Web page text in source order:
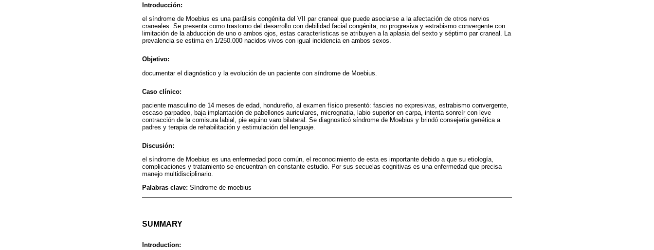
Introducción:
el síndrome de Moebius es una parálisis congénita del VII par craneal que puede asociarse a la afectación de otros nervios
craneales. Se presenta como trastorno del desarrollo con debilidad facial congénita, no progresiva y estrabismo convergente con
limitación de la abducción de uno o ambos ojos, estas características se atribuyen a la aplasia del sexto y séptimo par craneal. La
prevalencia se estima en 1/250.000 nacidos vivos con igual incidencia en ambos sexos.
Objetivo:
documentar el diagnóstico y la evolución de un paciente con síndrome de Moebius.
Caso clínico:
paciente masculino de 14 meses de edad, hondureño, al examen físico presentó: fascies no expresivas, estrabismo convergente,
escaso parpadeo, baja implantación de pabellones auriculares, micrognatia, labio superior en carpa, intenta sonreír con leve
contracción de la comisura labial, pie equino varo bilateral. Se diagnosticó síndrome de Moebius y brindó consejería genética a
padres y terapia de rehabilitación y estimulación del lenguaje.
Discusión:
el síndrome de Moebius es una enfermedad poco común, el reconocimiento de esta es importante debido a que su etiología,
complicaciones y tratamiento se encuentran en constante estudio. Por sus secuelas cognitivas es una enfermedad que precisa
manejo multidisciplinario.
Palabras clave: Síndrome de moebius
SUMMARY
Introduction: